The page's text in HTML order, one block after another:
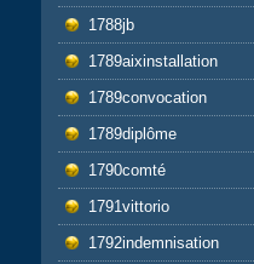
1788jb
1789aixinstallation
1789convocation
1789diplôme
1790comté
1791vittorio
1792indemnisation